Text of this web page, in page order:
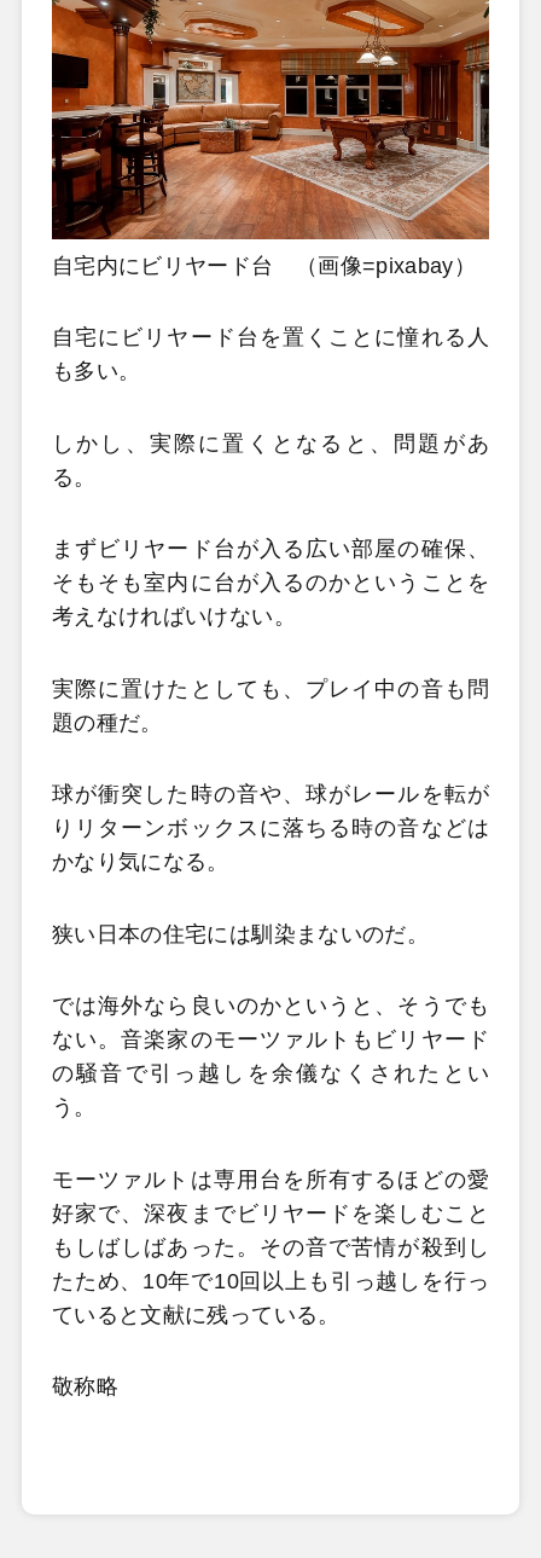
自宅内にビリヤード台 （画像=pixabay）
自宅にビリヤード台を置くことに憧れる人
も多い。
しかし、実際に置くとなると、問題があ
る。
まずビリヤード台が入る広い部屋の確保、
そもそも室内に台が入るのかということを
考えなければいけない。
実際に置けたとしても、プレイ中の音も問
題の種だ。
球が衝突した時の音や、球がレールを転が
りリターンボックスに落ちる時の音などは
かなり気になる。
狭い日本の住宅には馴染まないのだ。
では海外なら良いのかというと、そうでも
ない。音楽家のモーツァルトもビリヤード
の騒音で引っ越しを余儀なくされたとい
う。
モーツァルトは専用台を所有するほどの愛
好家で、深夜までビリヤードを楽しむこと
もしばしばあった。その音で苦情が殺到し
たため、10年で10回以上も引っ越しを行っ
ていると文献に残っている。
敬称略